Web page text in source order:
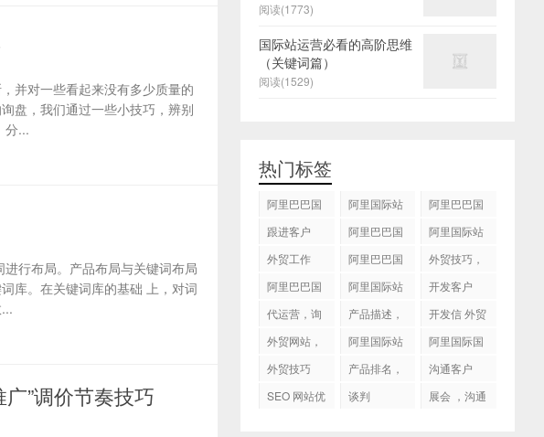
并对一些看起来没有多少质量的
盘，我们通过一些小技巧，辨别
分...
行布局。产品布局与关键词布局
库。在关键词库的基础 上，对词
”调价节奏技巧
阅读(1773)
国际站运营必看的高阶思维
（关键词篇）
阅读(1529)
热门标签
阿里巴巴国
阿里国际站
国际站托管
服务，阿里
服务
阿里巴巴国
跟进客户
阿里巴巴国
阿里国际站
外贸工作
阿里巴巴国
作
外贸技巧，
阿里巴巴国
化
阿里国际站
开发客户
代运营，询
产品描述，
开发信 外贸
外贸网站，
阿里国际站
阿里国际国
外贸技巧
产品排名，
沟通客户
SEO 网站优
谈判
展会 ，沟通